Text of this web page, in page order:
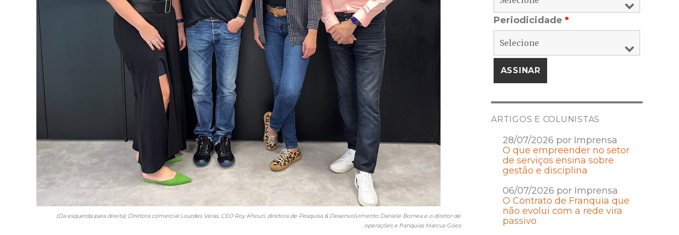
(Da esquerda para direita) DIretora comercial Lourdes Veras, CEO Roy Khouri, diretora de Pesquisa & Desenvolvimento Daniele Bornea e o diretor de
operações e franquias Marcus Góes
Periodicidade *
ARTIGOS E COLUNISTAS
28/07/2026 por Imprensa
O que empreender no setor
de serviços ensina sobre
gestão e disciplina
06/07/2026 por Imprensa
O Contrato de Franquia que
não evolui com a rede vira
passivo